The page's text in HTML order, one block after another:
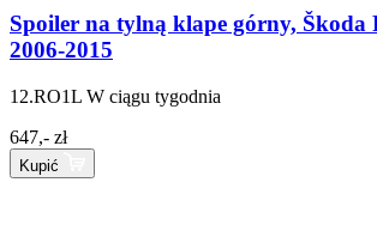
Spoiler na tylną klape górny, Škoda
2006-2015
12.RO1L W ciągu tygodnia
647,- zł
Kupić